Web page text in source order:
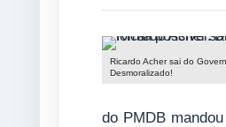
Ricardo Acher sai do
Desmoralizado!
do PMDB